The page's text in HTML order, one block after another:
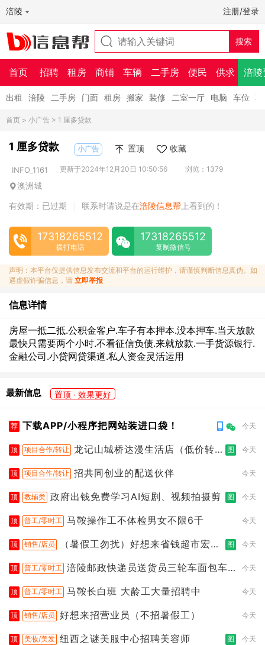
涪陵 注册/登录
首页 招聘 租房 商铺 车辆 二手房 便民 供求 涪陵
出租 涪陵 二手房 门面 租房 搬家 装修 二室一厅 电脑 车位
首页 > 小广告 > 1 厘多贷款
1 厘多贷款 小广告 置顶 收藏
INFO_1161 更新于2024年12月20日 10:50:56 浏览：1379
澳洲城
有效期：已过期
联系时请说是在涪陵信息帮 上看到的！
17318265512
拨打电话
17318265512
复制微信号
声明：本平台仅提供信息发布交流和平台的运行维护，请谨慎判断信息真伪。如
遇虚假诈骗信息，请 立即举报
信息详情
房屋一抵二抵.公积金客户.车子有本押本.没本押车.当天放款
最快只需要两个小时.不看征信负债.来就放款.一手货源银行.
金融公司.小贷网贷渠道.私人资金灵活运用
最新信息 置顶 · 效果更好
荐 下载APP/小程序把网站装进口袋！ 今天
顶 项目合作/转让 龙记山城桥达漫生活店（低价转
图 今天
顶 项目合作/转让 招共同创业的配送伙伴 今天
顶 教辅类 政府出钱免费学习AI短剧、视频拍摄剪 图 今天
顶 普工/零时工 马鞍操作工不体检男女不限6千 今天
顶 销售/店员
（暑假工勿扰）好想来省钱超市宏声
图 今天
顶 普工/零时工 涪陵邮政快递员送货员三轮车面包车
今天
顶 普工/零时工 马鞍长白班 大龄工大量招聘中 今天
顶 销售/店员 好想来招营业员（不招暑假工） 今天
顶 美妆/美发 纽西之谜美服中心招聘美容师 图 今天